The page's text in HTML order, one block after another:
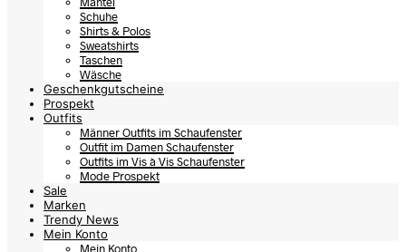
Schuhe
Shirts & Polos
Sweatshirts
Taschen
Wäsche
Geschenkgutscheine
Prospekt
Outfits
Männer Outfits im Schaufenster
Outfit im Damen Schaufenster
Outfits im Vis à Vis Schaufenster
Mode Prospekt
Sale
Marken
Trendy News
Mein Konto
Mein Konto